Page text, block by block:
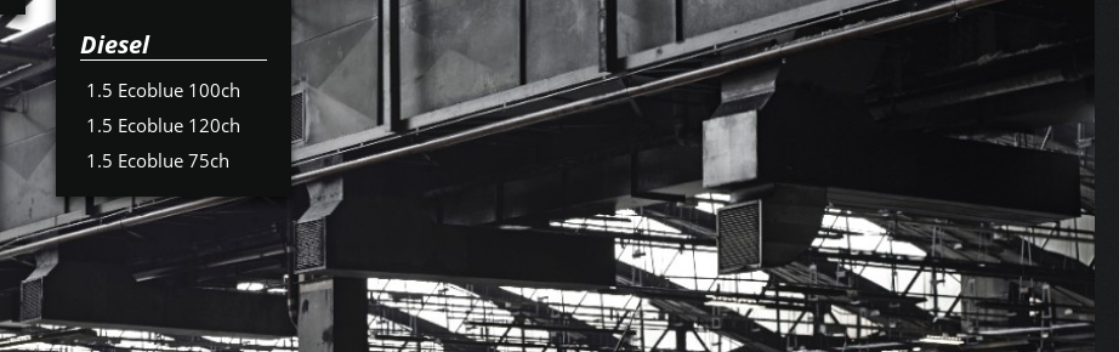
Diesel
1.5 Ecoblue 100ch
1.5 Ecoblue 120ch
1.5 Ecoblue 75ch